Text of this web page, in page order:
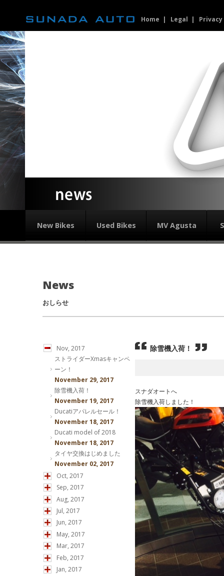
Home Legal
New Bikes Used Bikes MV Agusta
News
おしらせ
Nov, 2017
ストライダーXmasキャンペ
ーン！
November 29, 2017
除雪機入荷！
November 19, 2017
Ducatiアパレルセール！
November 18, 2017
Ducati model of 2018
November 18, 2017
タイヤ交換はじめました
November 02, 2017
Oct, 2017
Sep, 2017
Aug, 2017
Jul, 2017
Jun, 2017
May, 2017
Mar, 2017
Feb, 2017
Jan, 2017
除雪機入荷！
スナダオートへ
除雪機入荷しました！